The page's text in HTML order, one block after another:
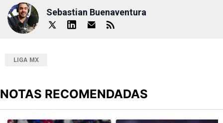
Sebastian Buenaventura
LIGA MX
NOTAS RECOMENDADAS